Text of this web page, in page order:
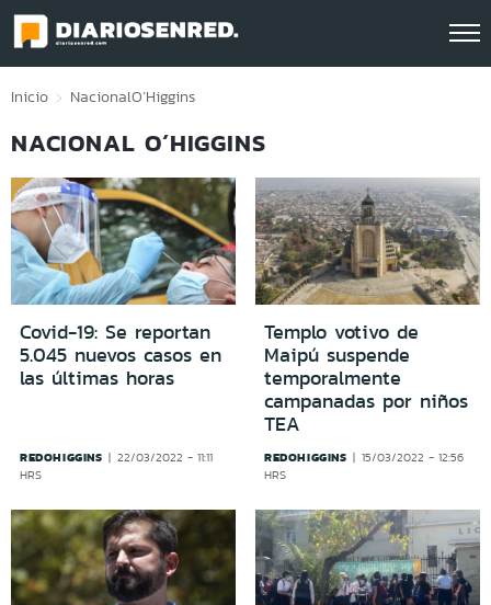
Click acá para ir directamente al contenido
Inicio NacionalO´Higgins
NACIONAL O´HIGGINS
Covid-19: Se reportan
5.045 nuevos casos en
las últimas horas
REDOHIGGINS
22/03/2022 - 11:11
HRS
Templo votivo de
Maipú suspende
temporalmente
campanadas por niños
TEA
REDOHIGGINS
15/03/2022 - 12:56
HRS